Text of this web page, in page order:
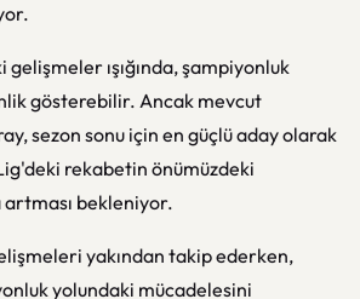
gelişmeler ışığında, şampiyonluk
gösterebilir. Ancak mevcut
sezon sonu için en güçlü aday olarak
rekabetin önümüzdeki
bekleniyor.
yakından takip ederken,
yolundaki mücadelesini